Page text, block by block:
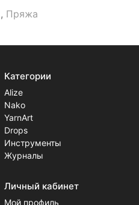
, Пряжа
Категории
Alize
Nako
YarnArt
Drops
Инструменты
Журналы
Личный кабинет
Мой профиль